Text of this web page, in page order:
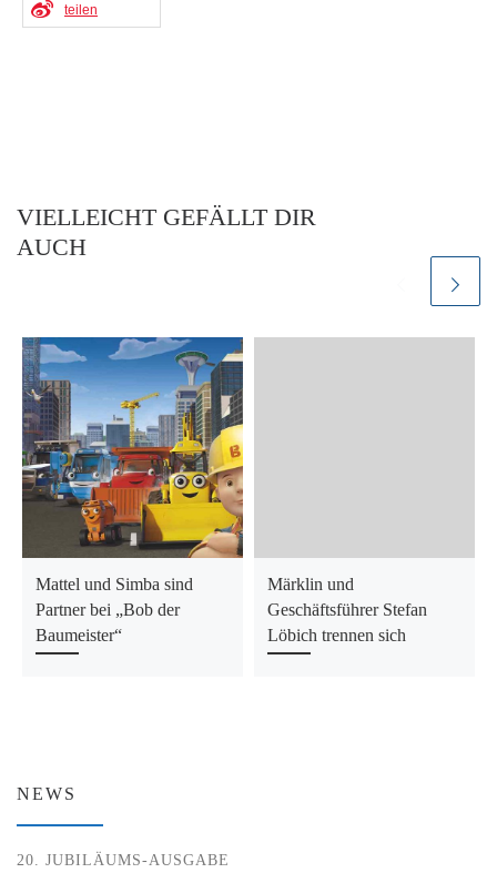
teilen
VIELLEICHT GEFÄLLT DIR
AUCH
Mattel und Simba sind
Partner bei „Bob der
Baumeister“
Märklin und
Geschäftsführer Stefan
Löbich trennen sich
NEWS
20. JUBILÄUMS-AUSGABE